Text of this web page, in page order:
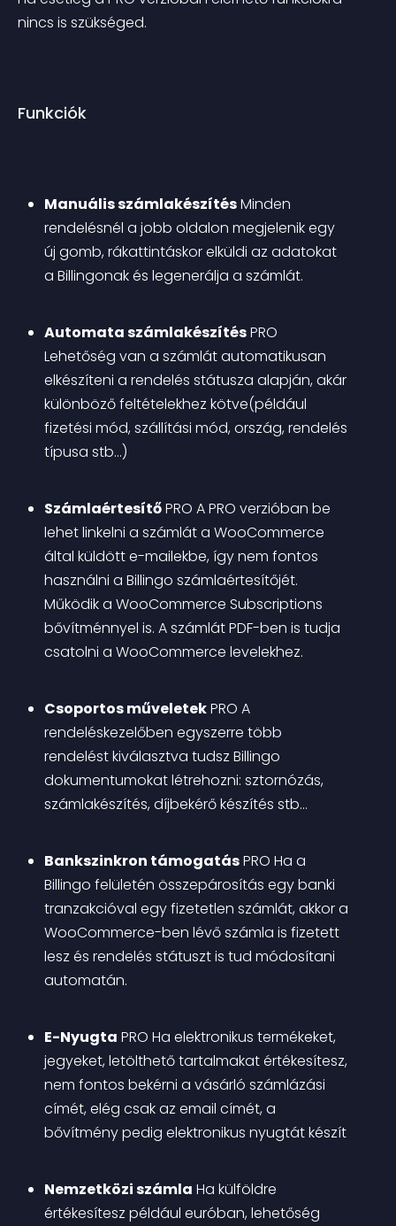
nincs is szükséged.
Funkciók
Manuális számlakészítés Minden
rendelésnél a jobb oldalon megjelenik egy
új gomb, rákattintáskor elküldi az adatokat
a Billingonak és legenerálja a számlát.
Automata számlakészítésPRO
Lehetőség van a számlát automatikusan
elkészíteni a rendelés státusza alapján, akár
különböző feltételekhez kötve(például
fizetési mód, szállítási mód, ország, rendelés
típusa stb…)
SzámlaértesítőPRO A PRO verzióban be
lehet linkelni a számlát a WooCommerce
által küldött e-mailekbe, így nem fontos
használni a Billingo számlaértesítőjét.
Működik a WooCommerce Subscriptions
bővítménnyel is. A számlát PDF-ben is tudja
csatolni a WooCommerce levelekhez.
Csoportos műveletekPRO A
rendeléskezelőben egyszerre több
rendelést kiválasztva tudsz Billingo
dokumentumokat létrehozni: sztornózás,
számlakészítés, díjbekérő készítés stb…
Bankszinkron támogatásPRO Ha a
Billingo felületén összepárosítás egy banki
tranzakcióval egy fizetetlen számlát, akkor a
WooCommerce-ben lévő számla is fizetett
lesz és rendelés státuszt is tud módosítani
automatán.
E-Nyugta PRO Ha elektronikus termékeket,
jegyeket, letölthető tartalmakat értékesítesz,
nem fontos bekérni a vásárló számlázási
címét, elég csak az email címét, a
bővítmény pedig elektronikus nyugtát készít
Nemzetközi számla Ha külföldre
értékesítesz például euróban, lehetőség